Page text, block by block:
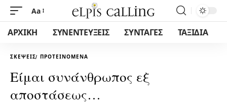
Aa
ΑΡΧΙΚΗ ΣΥΝΕΝΤΕΥΞΕΙΣ ΣΥΝΤΑΓΕΣ ΤΑΞΙΔΙΑ
ΣΚΈΨΕΙΣ ΠΡΟΤΕΙΝΌΜΕΝΑ
Είμαι συνάνθρωπος εξ
αποστάσεως…